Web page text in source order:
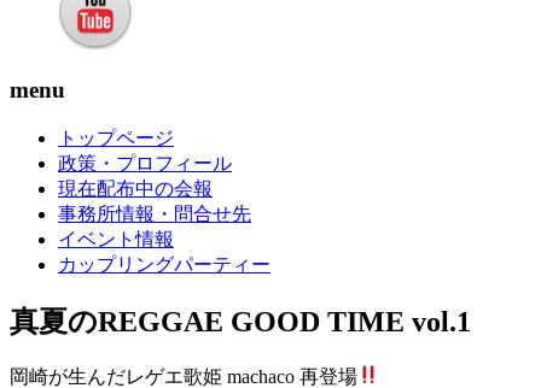
menu
トップページ
政策・プロフィール
現在配布中の会報
事務所情報・問合せ先
イベント情報
カップリングパーティー
真夏のREGGAE GOOD TIME vol.1
岡崎が生んだレゲエ歌姫 machaco 再登場